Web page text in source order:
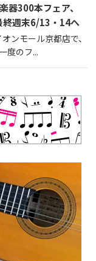
器300本フェア、
終週末6/13・14へ
ンモール京都店で、
度のフ...